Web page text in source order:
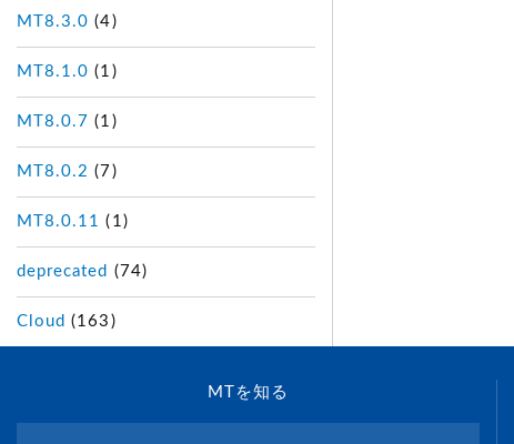
MT8.3.0 (4)
MT8.1.0 (1)
MT8.0.7 (1)
MT8.0.2 (7)
MT8.0.11 (1)
deprecated (74)
Cloud (163)
MTを知る